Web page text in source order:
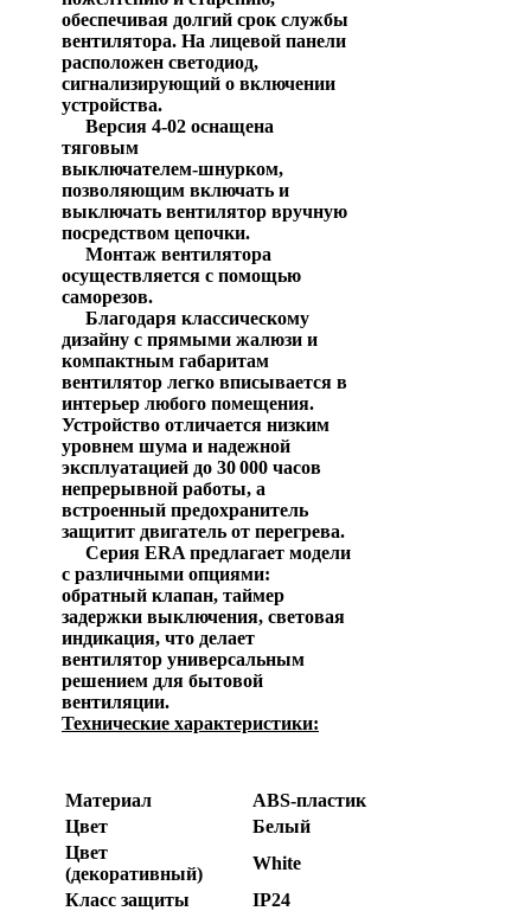
обеспечивая долгий срок службы
вентилятора. На лицевой панели
расположен светодиод,
сигнализирующий о включении
устройства.
Версия 4‑02 оснащена
тяговым
выключателем‑шнурком,
позволяющим включать и
выключать вентилятор вручную
посредством цепочки.
Монтаж вентилятора
осуществляется с помощью
саморезов.
Благодаря классическому
дизайну с прямыми жалюзи и
компактным габаритам
вентилятор легко вписывается в
интерьер любого помещения.
Устройство отличается низким
уровнем шума и надежной
эксплуатацией до 30 000 часов
непрерывной работы, а
встроенный предохранитель
защитит двигатель от перегрева.
Серия ERA предлагает модели
с различными опциями:
обратный клапан, таймер
задержки выключения, световая
индикация, что делает
вентилятор универсальным
решением для бытовой
вентиляции.
Технические характеристики:
Материал
ABS-пластик
Цвет
Белый
Цвет
(декоративный)
White
Класс защиты
IP24